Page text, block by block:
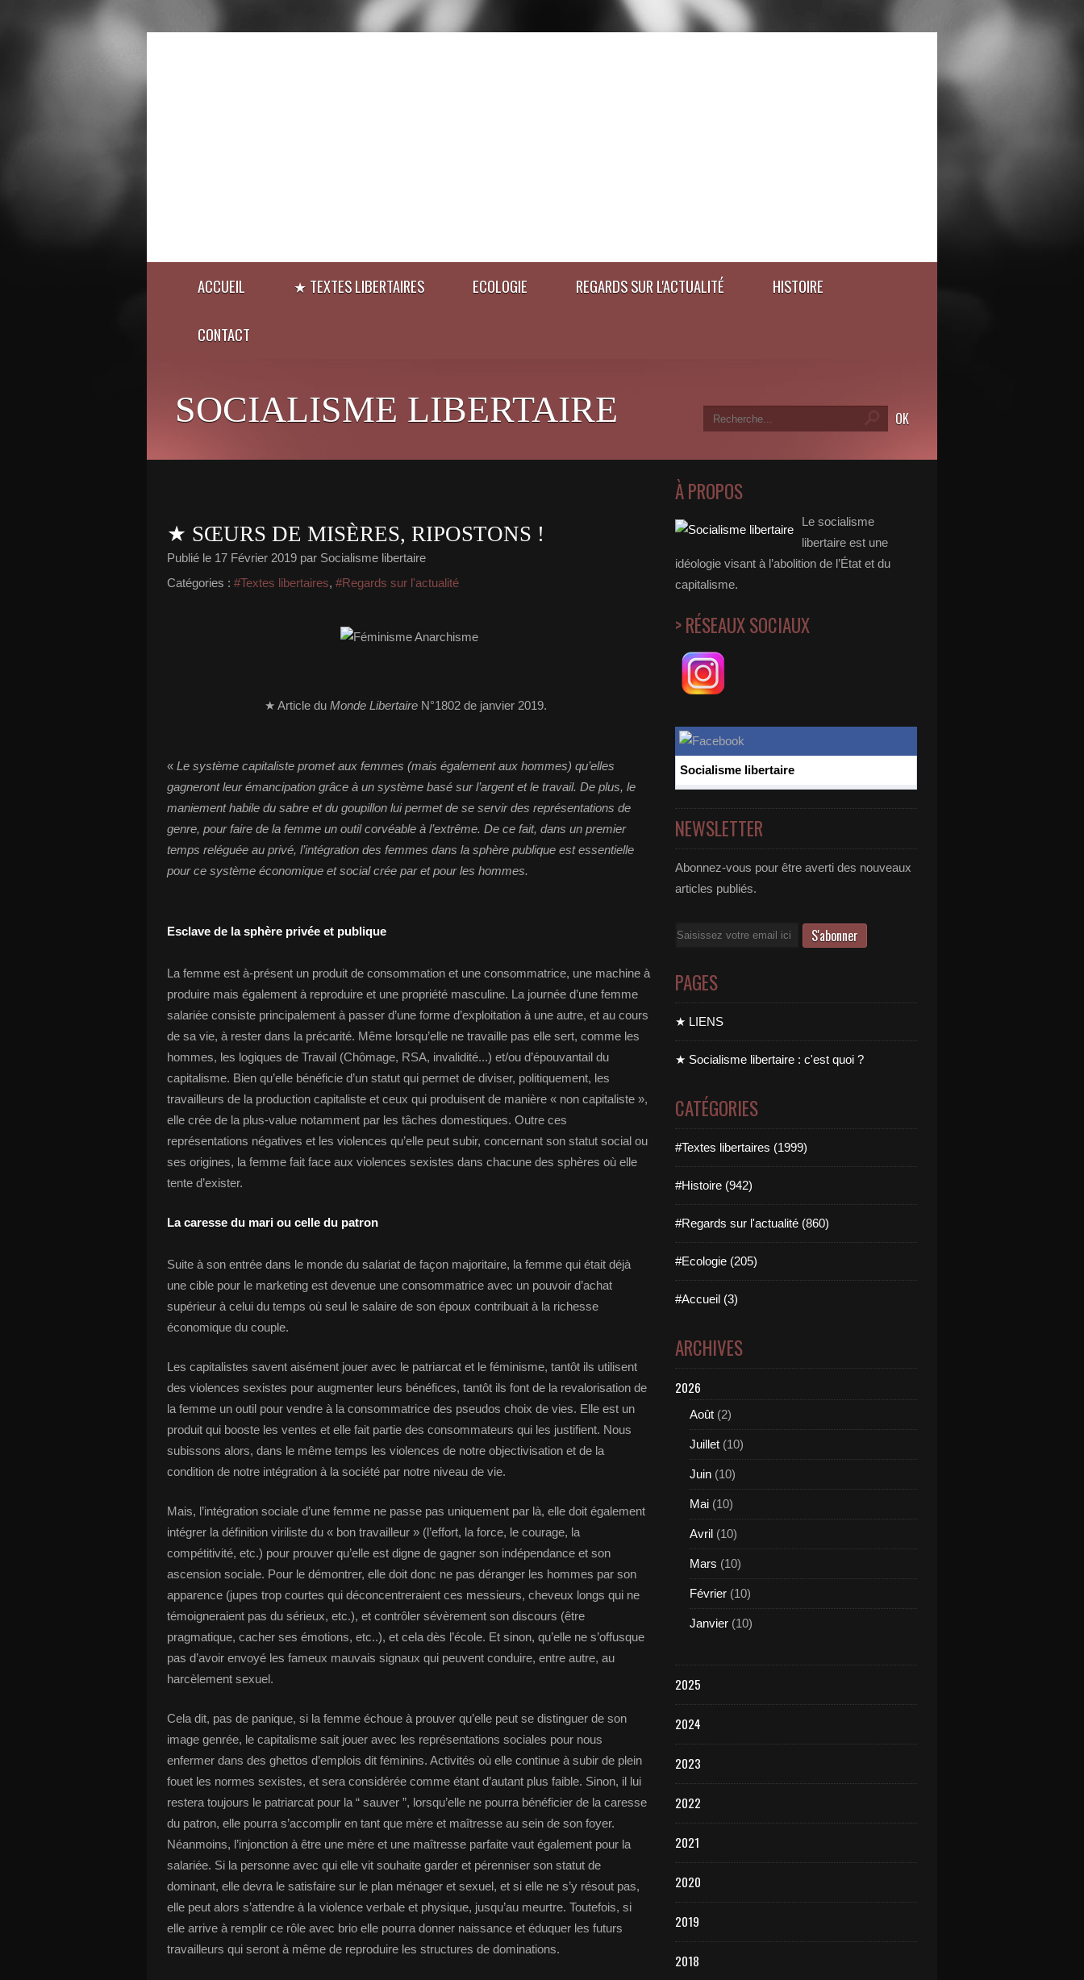
ACCUEIL ★ TEXTES LIBERTAIRES ECOLOGIE REGARDS SUR L'ACTUALITÉ HISTOIRE
CONTACT
SOCIALISME LIBERTAIRE
★ SŒURS DE MISÈRES, RIPOSTONS !
Publié le 17 Février 2019 par Socialisme libertaire
Catégories : #Textes libertaires, #Regards sur l'actualité
★ Article du Monde Libertaire N°1802 de janvier 2019.
« Le système capitaliste promet aux femmes (mais également aux hommes) qu’elles
gagneront leur émancipation grâce à un système basé sur l’argent et le travail. De plus, le
maniement habile du sabre et du goupillon lui permet de se servir des représentations de
genre, pour faire de la femme un outil corvéable à l’extrême. De ce fait, dans un premier
temps reléguée au privé, l’intégration des femmes dans la sphère publique est essentielle
pour ce système économique et social crée par et pour les hommes.
Esclave de la sphère privée et publique
La femme est à-présent un produit de consommation et une consommatrice, une machine à
produire mais également à reproduire et une propriété masculine. La journée d’une femme
salariée consiste principalement à passer d’une forme d’exploitation à une autre, et au cours
de sa vie, à rester dans la précarité. Même lorsqu’elle ne travaille pas elle sert, comme les
hommes, les logiques de Travail (Chômage, RSA, invalidité...) et/ou d’épouvantail du
capitalisme. Bien qu’elle bénéficie d’un statut qui permet de diviser, politiquement, les
travailleurs de la production capitaliste et ceux qui produisent de manière « non capitaliste »,
elle crée de la plus-value notamment par les tâches domestiques. Outre ces
représentations négatives et les violences qu’elle peut subir, concernant son statut social ou
ses origines, la femme fait face aux violences sexistes dans chacune des sphères où elle
tente d’exister.
La caresse du mari ou celle du patron
Suite à son entrée dans le monde du salariat de façon majoritaire, la femme qui était déjà
une cible pour le marketing est devenue une consommatrice avec un pouvoir d’achat
supérieur à celui du temps où seul le salaire de son époux contribuait à la richesse
économique du couple.
Les capitalistes savent aisément jouer avec le patriarcat et le féminisme, tantôt ils utilisent
des violences sexistes pour augmenter leurs bénéfices, tantôt ils font de la revalorisation de
la femme un outil pour vendre à la consommatrice des pseudos choix de vies. Elle est un
produit qui booste les ventes et elle fait partie des consommateurs qui les justifient. Nous
subissons alors, dans le même temps les violences de notre objectivisation et de la
condition de notre intégration à la société par notre niveau de vie.
Mais, l’intégration sociale d’une femme ne passe pas uniquement par là, elle doit également
intégrer la définition viriliste du « bon travailleur » (l’effort, la force, le courage, la
compétitivité, etc.) pour prouver qu’elle est digne de gagner son indépendance et son
ascension sociale. Pour le démontrer, elle doit donc ne pas déranger les hommes par son
apparence (jupes trop courtes qui déconcentreraient ces messieurs, cheveux longs qui ne
témoigneraient pas du sérieux, etc.), et contrôler sévèrement son discours (être
pragmatique, cacher ses émotions, etc..), et cela dès l’école. Et sinon, qu’elle ne s’offusque
pas d’avoir envoyé les fameux mauvais signaux qui peuvent conduire, entre autre, au
harcèlement sexuel.
Cela dit, pas de panique, si la femme échoue à prouver qu’elle peut se distinguer de son
image genrée, le capitalisme sait jouer avec les représentations sociales pour nous
enfermer dans des ghettos d’emplois dit féminins. Activités où elle continue à subir de plein
fouet les normes sexistes, et sera considérée comme étant d’autant plus faible. Sinon, il lui
restera toujours le patriarcat pour la “ sauver ”, lorsqu’elle ne pourra bénéficier de la caresse
du patron, elle pourra s’accomplir en tant que mère et maîtresse au sein de son foyer.
Néanmoins, l’injonction à être une mère et une maîtresse parfaite vaut également pour la
salariée. Si la personne avec qui elle vit souhaite garder et pérenniser son statut de
dominant, elle devra le satisfaire sur le plan ménager et sexuel, et si elle ne s’y résout pas,
elle peut alors s’attendre à la violence verbale et physique, jusqu’au meurtre. Toutefois, si
elle arrive à remplir ce rôle avec brio elle pourra donner naissance et éduquer les futurs
travailleurs qui seront à même de reproduire les structures de dominations.
À PROPOS
Le socialisme
libertaire est une
idéologie visant à l’abolition de l’État et du
capitalisme.
> RÉSEAUX SOCIAUX
Socialisme libertaire
NEWSLETTER
Abonnez-vous pour être averti des nouveaux
articles publiés.
Email
PAGES
★ LIENS
★ Socialisme libertaire : c'est quoi ?
CATÉGORIES
#Textes libertaires (1999)
#Histoire (942)
#Regards sur l'actualité (860)
#Ecologie (205)
#Accueil (3)
ARCHIVES
2026
Août (2)
Juillet (10)
Juin (10)
Mai (10)
Avril (10)
Mars (10)
Février (10)
Janvier (10)
2025
2024
2023
2022
2021
2020
2019
2018